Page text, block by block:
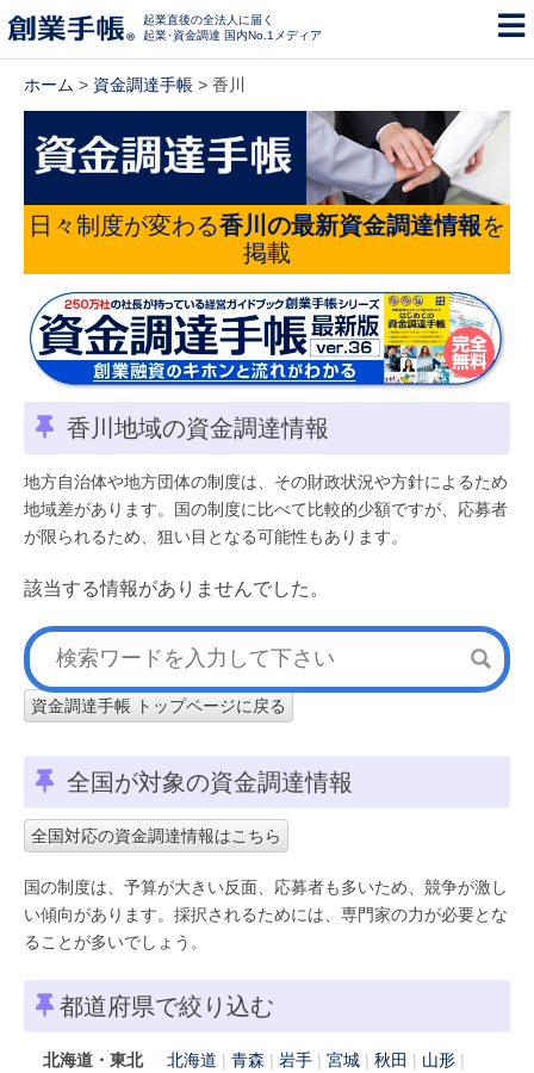
起業直後の全法人に届く
起業･資金調達 国内No.1メディア
ホーム > 資金調達手帳 > 香川
日々制度が変わる香川の最新資金調達情報を
掲載
香川地域の資金調達情報
地方自治体や地方団体の制度は、その財政状況や方針によるため
地域差があります。国の制度に比べて比較的少額ですが、応募者
が限られるため、狙い目となる可能性もあります。
該当する情報がありませんでした。
資金調達手帳 トップページに戻る
全国が対象の資金調達情報
全国対応の資金調達情報はこちら
国の制度は、予算が大きい反面、応募者も多いため、競争が激し
い傾向があります。採択されるためには、専門家の力が必要とな
ることが多いでしょう。
都道府県で絞り込む
北海道・東北 北海道 青森 岩手 宮城 秋田
山形